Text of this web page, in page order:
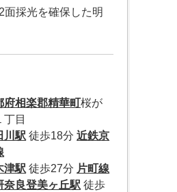
採光を確保した明
府相楽郡精華町桜が
丁目
川駅 徒歩18分近鉄京
津駅 徒歩27分 片町線
奈良登美ヶ丘駅 徒歩